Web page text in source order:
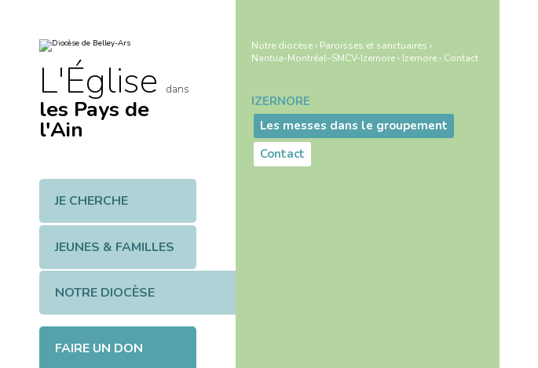
L'Église dans
les Pays de
l'Ain
JE CHERCHE
JEUNES & FAMILLES
NOTRE DIOCÈSE
FAIRE UN DON
Notre diocèse › Paroisses et sanctuaires ›
Nantua-Montréal–SMCV-Izernore › Izernore › Contact
Navigation
IZERNORE
Les messes dans le groupement
Contact